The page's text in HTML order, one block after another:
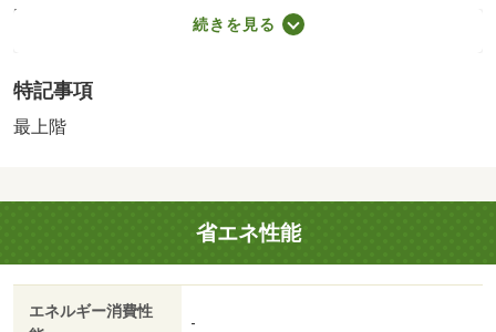
いただけます。 ルームクリーニング料金にエアコンクリ
ーニング費用を含みます。 ＮＯ：１００６２００９１
３５０００円、月額保証料賃料等総額の１％＋８００円／
月（その他商品あり））・ご希望に合わせた理想のお部屋
お部屋探しは、お近くのＧＯ賃貸ショップへお気軽にどう
ぞ！・バイク置場：なし・駐輪場：有/室内清掃費用 77000
円
続きを見る
特記事項
最上階
省エネ性能
エネルギー消費性
-